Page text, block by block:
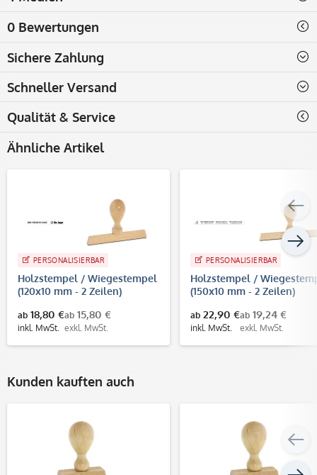
0 Bewertungen
Sichere Zahlung
Schneller Versand
Qualität & Service
Ähnliche Artikel
PERSONALISIERBAR
Holzstempel / Wiegestempel
(120x10 mm - 2 Zeilen)
ab 18,80 €
inkl. MwSt.
ab 15,80 €
exkl. MwSt.
PERSONALISIERBAR
Holzstempel /
(150x10 mm - 2 Zeilen)
ab 22,90 €
inkl. MwSt.
ab 19,24 €
exkl. MwSt.
Kunden kauften auch